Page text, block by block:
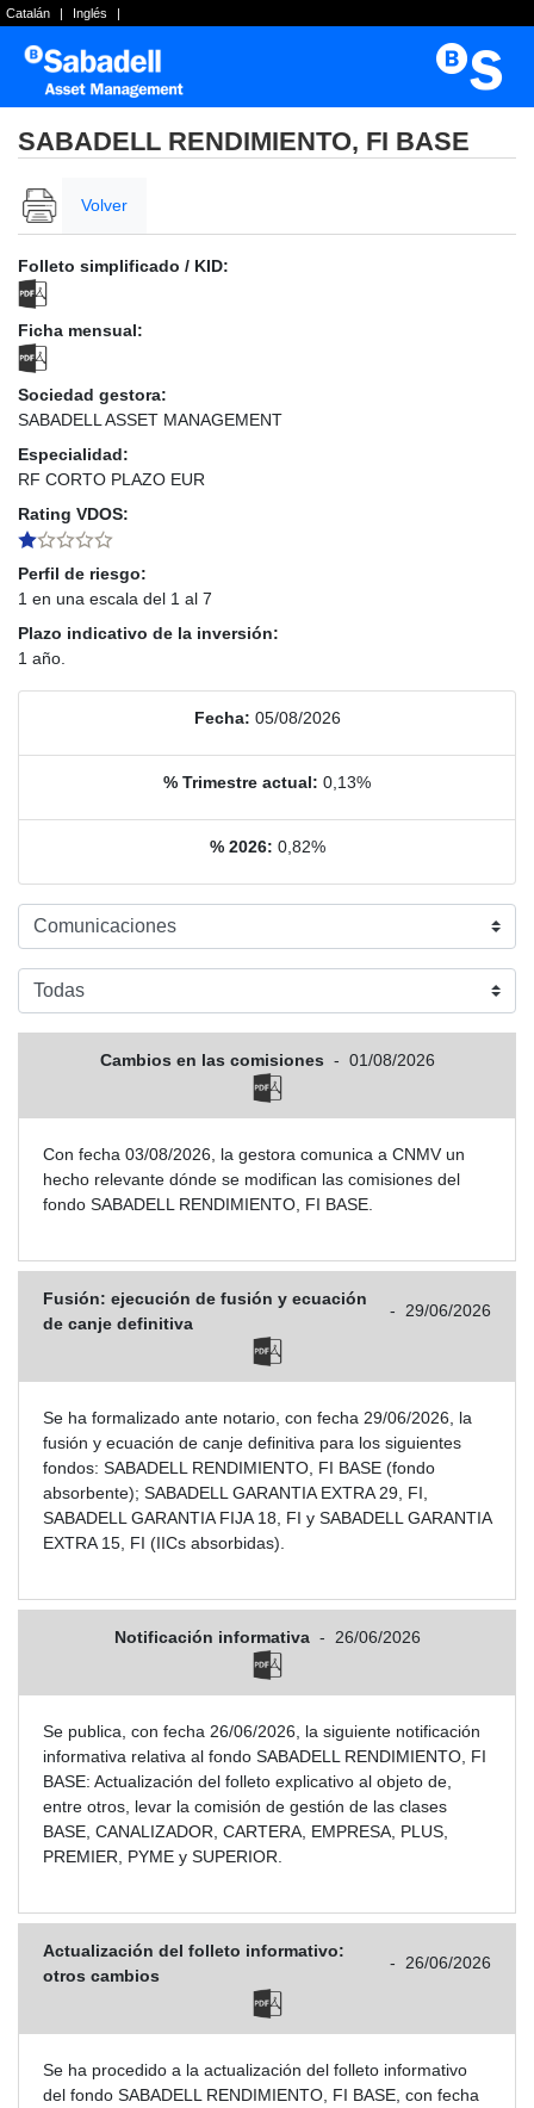
Catalán | Inglés |
SABADELL RENDIMIENTO, FI BASE
Volver
Folleto simplificado / KID:
Ficha mensual:
Sociedad gestora:
SABADELL ASSET MANAGEMENT
Especialidad:
RF CORTO PLAZO EUR
Rating VDOS:
Perfil de riesgo:
1 en una escala del 1 al 7
Plazo indicativo de la inversión:
1 año.
Fecha: 05/08/2026
% Trimestre actual: 0,13%
% 2026: 0,82%
Cambios en las comisiones - 01/08/2026
Con fecha 03/08/2026, la gestora comunica a CNMV un
hecho relevante dónde se modifican las comisiones del
fondo SABADELL RENDIMIENTO, FI BASE.
Fusión: ejecución de fusión y ecuación
de canje definitiva
- 29/06/2026
Se ha formalizado ante notario, con fecha 29/06/2026, la
fusión y ecuación de canje definitiva para los siguientes
fondos: SABADELL RENDIMIENTO, FI BASE (fondo
absorbente); SABADELL GARANTIA EXTRA 29, FI,
SABADELL GARANTIA FIJA 18, FI y SABADELL GARANTIA
EXTRA 15, FI (IICs absorbidas).
Notificación informativa - 26/06/2026
Se publica, con fecha 26/06/2026, la siguiente notificación
informativa relativa al fondo SABADELL RENDIMIENTO, FI
BASE: Actualización del folleto explicativo al objeto de,
entre otros, levar la comisión de gestión de las clases
BASE, CANALIZADOR, CARTERA, EMPRESA, PLUS,
PREMIER, PYME y SUPERIOR.
Actualización del folleto informativo:
otros cambios
- 26/06/2026
Se ha procedido a la actualización del folleto informativo
del fondo SABADELL RENDIMIENTO, FI BASE, con fecha